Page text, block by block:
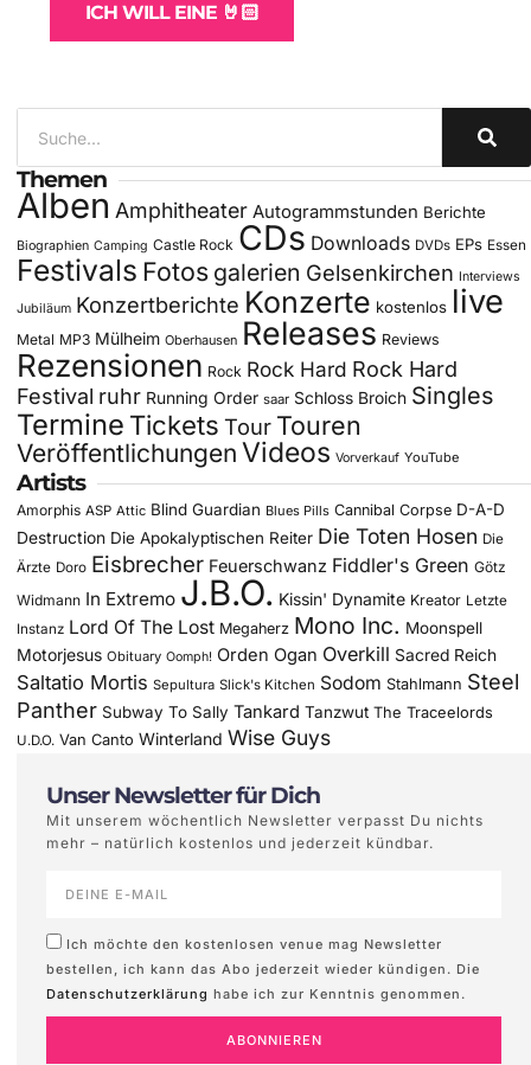
ICH WILL EINE 🤘🏻
Themen
Alben Amphitheater Autogrammstunden Berichte
Biographien Camping Castle Rock CDs Downloads DVDs EPs Essen
Festivals Fotos galerien Gelsenkirchen Interviews
Jubiläum Konzertberichte Konzerte kostenlos live
Metal MP3 Mülheim Oberhausen Releases Reviews
Rezensionen Rock Rock Hard Rock Hard
Festival ruhr Running Order saar Schloss Broich Singles
Termine Tickets Tour Touren
Veröffentlichungen Videos Vorverkauf YouTube
Artists
Amorphis ASP Attic Blind Guardian Blues Pills Cannibal Corpse D-A-D
Destruction Die Apokalyptischen Reiter Die Toten Hosen Die
Ärzte Doro Eisbrecher Feuerschwanz Fiddler's Green Götz
Widmann In Extremo J.B.O. Kissin' Dynamite Kreator Letzte
Instanz Lord Of The Lost Megaherz Mono Inc. Moonspell
Motorjesus Obituary Oomph! Orden Ogan Overkill Sacred Reich
Saltatio Mortis Sepultura Slick's Kitchen Sodom Stahlmann Steel
Panther Subway To Sally Tankard Tanzwut The Traceelords
U.D.O. Van Canto Winterland Wise Guys
Unser Newsletter für Dich
Mit unserem wöchentlich Newsletter verpasst Du nichts
mehr – natürlich kostenlos und jederzeit kündbar.
Ich möchte den kostenlosen venue mag Newsletter
bestellen, ich kann das Abo jederzeit wieder kündigen. Die
Datenschutzerklärung habe ich zur Kenntnis genommen.
ABONNIEREN